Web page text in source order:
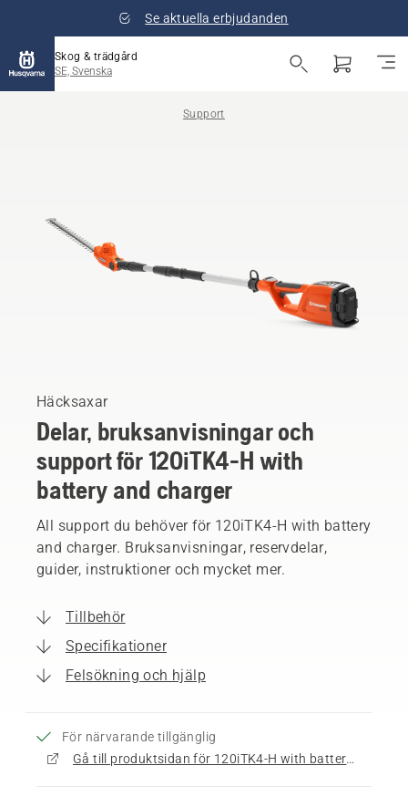
Se aktuella erbjudanden
Skog & trädgård
SE, Svenska
Support
Häcksaxar
Delar, bruksanvisningar och
support för 120iTK4-H with
battery and charger
All support du behöver för 120iTK4-H with battery
and charger. Bruksanvisningar, reservdelar,
guider, instruktioner och mycket mer.
Tillbehör
Specifikationer
Felsökning och hjälp
För närvarande tillgänglig
Gå till produktsidan för 120iTK4-H with battery and charger